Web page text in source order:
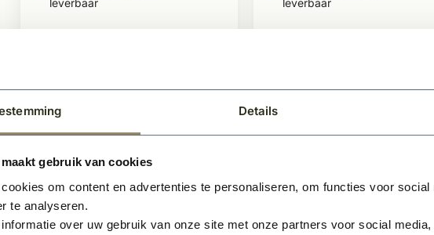
Details
gebruik van cookies
om content en advertenties te personaliseren, om functies voor social
te analyseren.
over uw gebruik van onze site met onze partners voor social
leverbaar
leverbaar